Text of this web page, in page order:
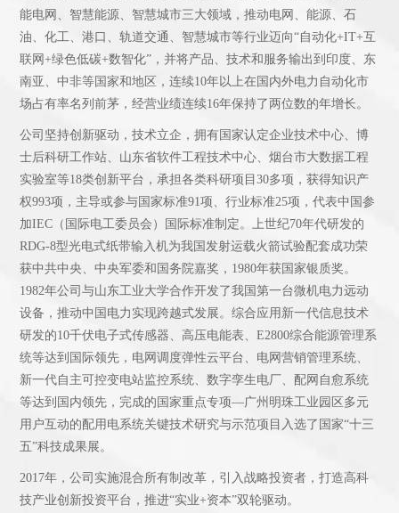
能电网、智慧能源、智慧城市三大领域，推动电网、能源、石
油、化工、港口、轨道交通、智慧城市等行业迈向“自动化+IT+互
联网+绿色低碳+数智化”，并将产品、技术和服务输出到印度、东
南亚、中非等国家和地区，连续10年以上在国内外电力自动化市
场占有率名列前茅，经营业绩连续16年保持了两位数的年增长。
公司坚持创新驱动，技术立企，拥有国家认定企业技术中心、博
士后科研工作站、山东省软件工程技术中心、烟台市大数据工程
实验室等18类创新平台，承担各类科研项目30多项，获得知识产
权993项，主导或参与国家标准91项、行业标准25项，代表中国参
加IEC（国际电工委员会）国际标准制定。上世纪70年代研发的
RDG-8型光电式纸带输入机为我国发射运载火箭试验配套成功荣
获中共中央、中央军委和国务院嘉奖，1980年获国家银质奖。
1982年公司与山东工业大学合作开发了我国第一台微机电力远动
设备，推动中国电力实现跨越式发展。综合应用新一代信息技术
研发的10千伏电子式传感器、高压电能表、E2800综合能源管理系
统等达到国际领先，电网调度弹性云平台、电网营销管理系统、
新一代自主可控变电站监控系统、数字孪生电厂、配网自愈系统
等达到国内领先，完成的国家重点专项—广州明珠工业园区多元
用户互动的配用电系统关键技术研究与示范项目入选了国家“十三
五”科技成果展。
2017年，公司实施混合所有制改革，引入战略投资者，打造高科
技产业创新投资平台，推进“实业+资本”双轮驱动。